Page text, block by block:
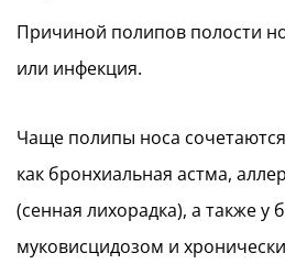
Причиной полипов полости
или инфекция.
Чаще полипы носа
как бронхиальная астма,
(сенная лихорадка), а также у
муковисцидозом и